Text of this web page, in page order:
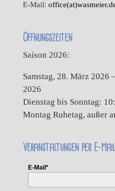
E-Mail:
Öffnungszeiten
Saison 2026:
Samstag, 28. März 2026
2026
Dienstag bis Sonntag:
Montag Ruhetag, außer
Veranstaltungen per E-Mail
E-Mail*